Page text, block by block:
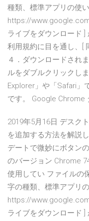
種類、標準アプリの使い
https://
ライブをダウンロード ]
利用規約に目を通し、[
４．ダウンロードされ
ルをダブルクリックし
Explorer」や「Safari」
です。 Google Chrome
2019年5月16日 デスク
を追加する方法を解説
デートで微妙にボタン
のバージョン Chrome
使用してい ファイルの
字の種類、標準アプリの
https://
ライブをダウンロード ]